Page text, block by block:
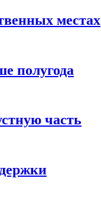
местах
полугода
часть